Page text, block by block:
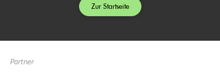
Zur Startseite
Partner